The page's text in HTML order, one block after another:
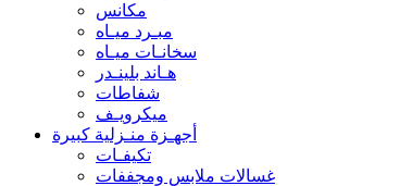
مكانس
مبـرد ميـاه
سخانـات ميـاه
هـاند بلينـدر
شفاطات
ميكرويـف
أجهـزة منـزلية كبيرة
تكيفـات
غسالات ملابس ومجففات